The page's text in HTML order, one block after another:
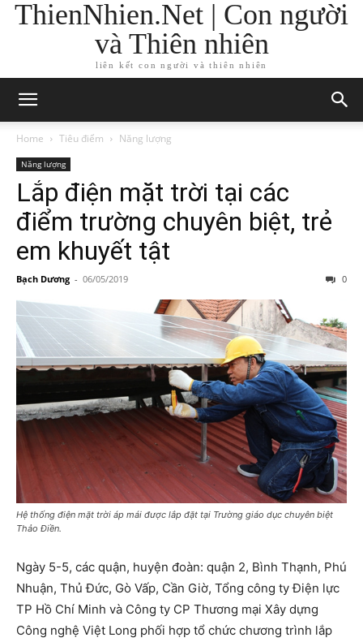
ThienNhien.Net | Con người
và Thiên nhiên
liên kết con người và thiên nhiên
Home Tiêu điểm Năng lượng
Năng lượng
Lắp điện mặt trời tại các
điểm trường chuyên biệt, trẻ
em khuyết tật
Bạch Dương - 06/05/2019 0
Hệ thống điện mặt trời áp mái được lắp đặt tại Trường giáo dục chuyên biệt
Thảo Điền.
Ngày 5-5, các quận, huyện đoàn: quận 2, Bình Thạnh, Phú
Nhuận, Thủ Đức, Gò Vấp, Cần Giờ, Tổng công ty Điện lực
TP Hồ Chí Minh và Công ty CP Thương mại Xây dựng
Công nghệ Việt Long phối hợp tổ chức chương trình lắp